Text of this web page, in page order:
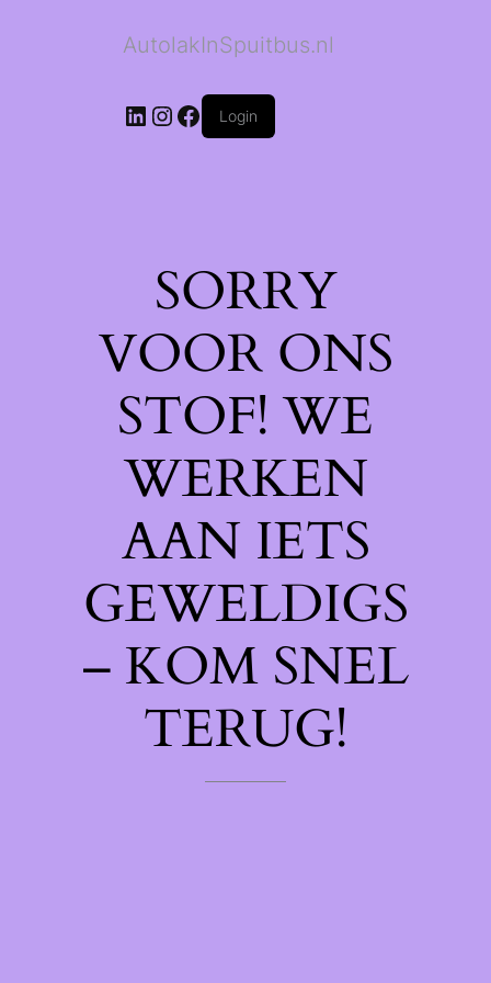
AutolakInSpuitbus.nl
LinkedIn
Instagram
Facebook
Login
SORRY
VOOR ONS
STOF! WE
WERKEN
AAN IETS
GEWELDIGS
– KOM SNEL
TERUG!